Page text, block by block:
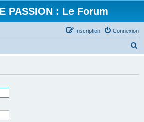
PASSION : Le Forum
Connexion
Inscription